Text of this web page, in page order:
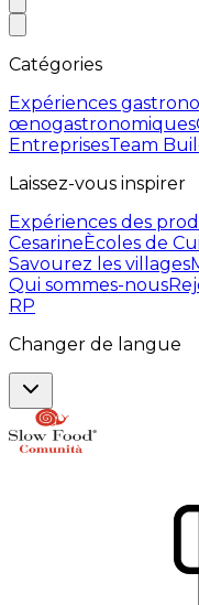
Catégories
Expériences
œnogastronomiques
EntreprisesTeam
Laissez-vous inspirer
Expériences des
CesarineÈcoles de
Savourez les villages
Qui sommes-nous
RP
Changer de langue